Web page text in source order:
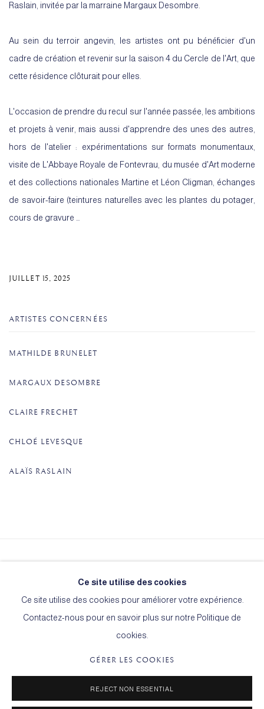
Raslain, invitée par la marraine Margaux Desombre.
Au sein du terroir angevin, les artistes ont pu bénéficier d'un
cadre de création et revenir sur la saison 4 du Cercle de l'Art, que
cette résidence clôturait pour elles.
L'occasion de prendre du recul sur l'année passée, les ambitions
et projets à venir, mais aussi d'apprendre des unes des autres,
hors de l'atelier : expérimentations sur formats monumentaux,
visite de L'Abbaye Royale de Fontevrau, du musée d'Art moderne
et des collections nationales Martine et Léon Cligman, échanges
de savoir-faire (teintures naturelles avec les plantes du potager,
cours de gravure ...
JUILLET 15, 2025
ARTISTES CONCERNÉES
MATHILDE BRUNELET
MARGAUX DESOMBRE
CLAIRE FRECHET
CHLOÉ LEVESQUE
ALAÏS RASLAIN
Le Cercle de l'Art
75010 Paris
© 2026 ARTLOGICWEBSITE2742 SITE PAR ARTLOGIC
Ce site utilise des cookies
Ce site utilise des cookies pour améliorer votre expérience.
Contactez-nous pour en savoir plus sur notre Politique de
cookies.
GÉRER LES COOKIES
REJECT NON ESSENTIAL